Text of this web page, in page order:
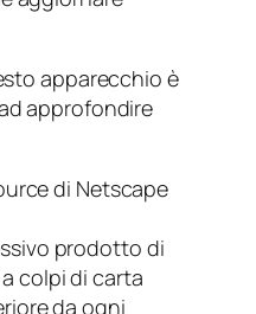
apparecchio è
approfondire
di Netscape
prodotto di
colpi di carta
da ogni